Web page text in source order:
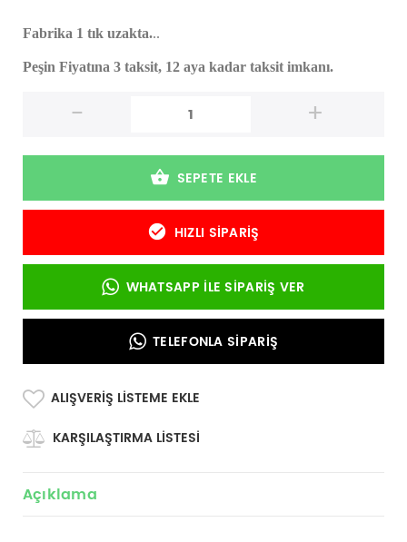
Fabrika 1 tık uzakta...
Peşin Fiyatına 3 taksit, 12 aya kadar taksit imkanı.
- +
SEPETE EKLE
HIZLI SIPARIŞ
WHATSAPP İLE SIPARIŞ VER
TELEFONLA SIPARIŞ
ALIŞVERIŞ LISTEME EKLE
KARŞILAŞTIRMA LISTESI
Açıklama